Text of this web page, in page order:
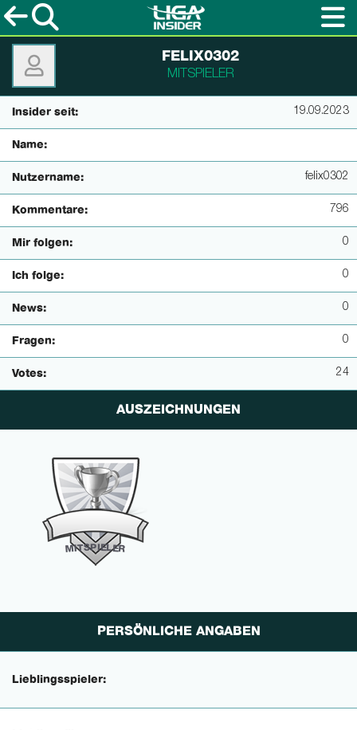
FELIX0302
MITSPIELER
Insider seit: 19.09.2023
Name:
Nutzername: felix0302
Kommentare: 796
Mir folgen: 0
Ich folge: 0
News: 0
Fragen: 0
Votes: 24
AUSZEICHNUNGEN
MITSPIELER
PERSÖNLICHE ANGABEN
Lieblingsspieler: